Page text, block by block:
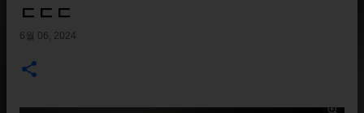
ㄷㄷㄷ
6월 06, 2024